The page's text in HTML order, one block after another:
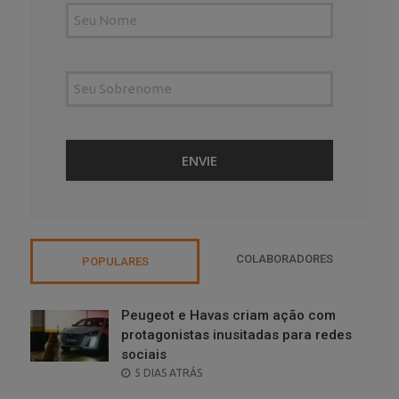
POPULARES COLABORADORES
Peugeot e Havas criam ação com
protagonistas inusitadas para redes
sociais
POSTED
5 DIAS ATRÁS